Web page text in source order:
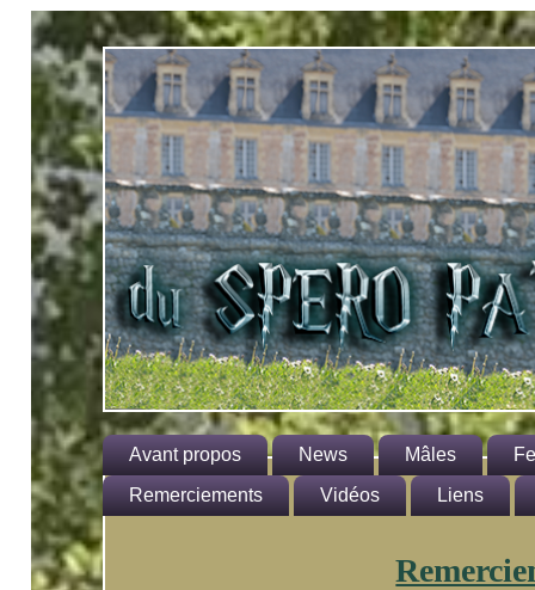
Avant propos
Le standard
News
Mâles
Hagrid
Remerciements
Vidéos Liens